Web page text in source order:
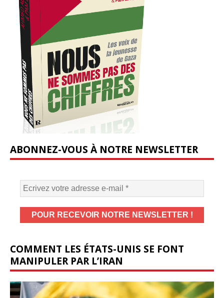
ABONNEZ-VOUS À NOTRE NEWSLETTER
COMMENT LES ÉTATS-UNIS SE FONT
MANIPULER PAR L’IRAN